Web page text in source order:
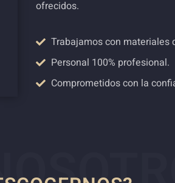
ofrecidos.
Trabajamos con materiales
Personal 100% profesional.
Comprometidos con la